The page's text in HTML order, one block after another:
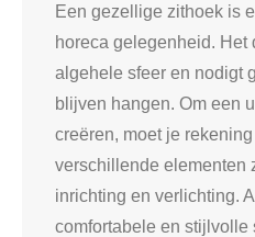
Een gezellige zithoek is
horeca gelegenheid. Het
algehele sfeer en nodigt
blijven hangen. Om een
creëren, moet je
verschillende elementen
inrichting en verlichting.
comfortabele en stijlvolle